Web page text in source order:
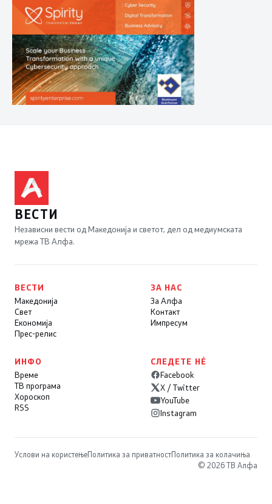
ВЕСТИ
Независни вести од Македонија и светот, дел од медиумската
мрежа ТВ Алфа.
ВЕСТИ
Македонија
Свет
Економија
Прес-релис
ЗА НАС
За Алфа
Контакт
Импресум
ИНФО
Време
ТВ програма
Хороскоп
RSS
СЛЕДЕТЕ НÉ
Facebook
X / Twitter
YouTube
Instagram
Услови на користењеПолитика за приватностПолитика за колачиња
© 2026 ТВ Алфа